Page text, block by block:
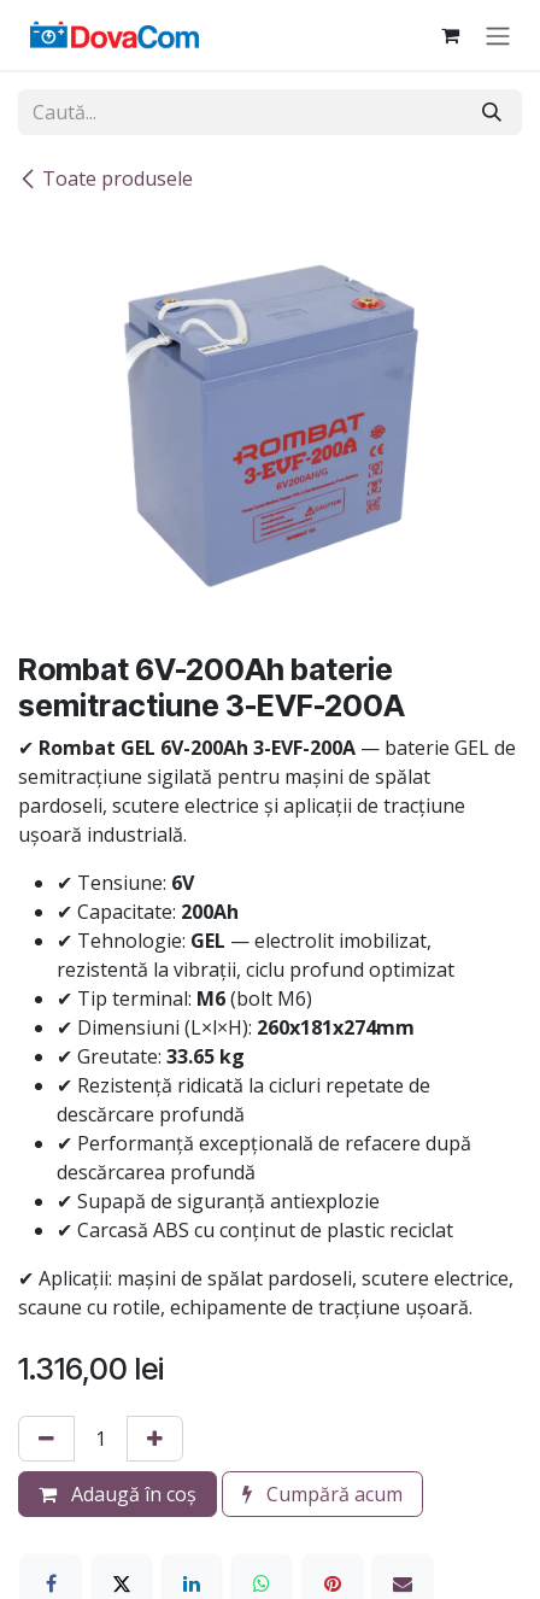
Toate produsele
Rombat 6V-200Ah baterie
semitractiune 3-EVF-200A
✔ Rombat GEL 6V-200Ah 3-EVF-200A — baterie GEL de
semitracțiune sigilată pentru mașini de spălat
pardoseli, scutere electrice și aplicații de tracțiune
ușoară industrială.
✔ Tensiune: 6V
✔ Capacitate: 200Ah
✔ Tehnologie: GEL — electrolit imobilizat,
rezistentă la vibrații, ciclu profund optimizat
✔ Tip terminal: M6(bolt M6)
✔ Dimensiuni (L×l×H): 260x181x274mm
✔ Greutate: 33.65 kg
✔ Rezistență ridicată la cicluri repetate de
descărcare profundă
✔ Performanță excepțională de refacere după
descărcarea profundă
✔ Supapă de siguranță antiexplozie
✔ Carcasă ABS cu conținut de plastic reciclat
✔ Aplicații: mașini de spălat pardoseli, scutere electrice,
scaune cu rotile, echipamente de tracțiune ușoară.
1.316,00 lei
Adaugă în coș Cumpără acum